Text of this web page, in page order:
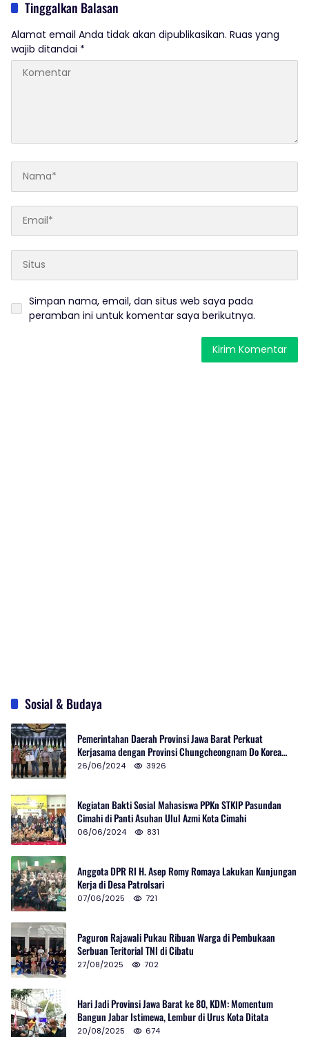
Tinggalkan Balasan
Alamat email Anda tidak akan dipublikasikan. Ruas yang
wajib ditandai *
Simpan nama, email, dan situs web saya pada
peramban ini untuk komentar saya berikutnya.
Sosial & Budaya
Pemerintahan Daerah Provinsi Jawa Barat Perkuat
Kerjasama dengan Provinsi Chungcheongnam Do Korea
Selatan
26/06/2024 3926
Kegiatan Bakti Sosial Mahasiswa PPKn STKIP Pasundan
Cimahi di Panti Asuhan Ulul Azmi Kota Cimahi
06/06/2024 831
Anggota DPR RI H. Asep Romy Romaya Lakukan Kunjungan
Kerja di Desa Patrolsari
07/06/2025 721
Paguron Rajawali Pukau Ribuan Warga di Pembukaan
Serbuan Teritorial TNI di Cibatu
27/08/2025 702
Hari Jadi Provinsi Jawa Barat ke 80, KDM: Momentum
Bangun Jabar Istimewa, Lembur di Urus Kota Ditata
20/08/2025 674